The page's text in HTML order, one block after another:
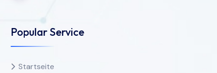
Popular Service
Startseite